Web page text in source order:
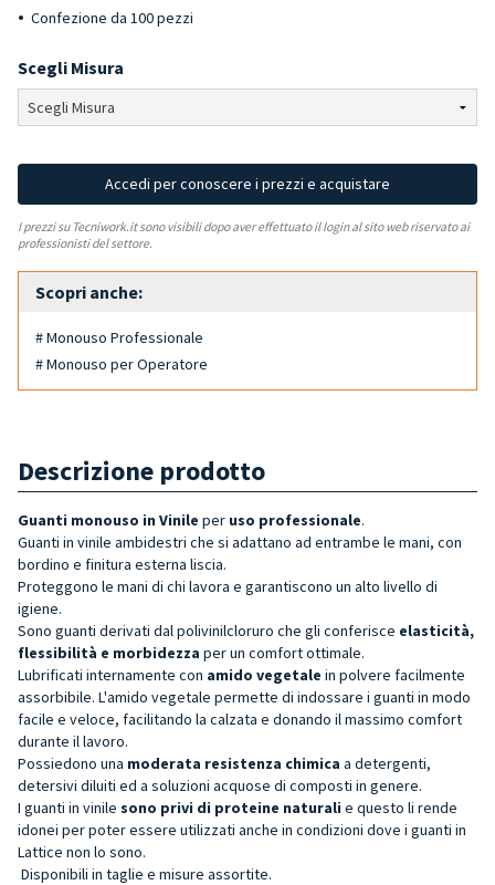
Confezione da 100 pezzi
Scegli Misura
Accedi per conoscere i prezzi e acquistare
I prezzi su Tecniwork.it sono visibili dopo aver effettuato il login al sito web riservato ai
professionisti del settore.
Scopri anche:
# Monouso Professionale
# Monouso per Operatore
Descrizione prodotto
Guanti monouso in Vinile per uso professionale.
Guanti in vinile ambidestri che si adattano ad entrambe le mani, con
bordino e finitura esterna liscia.
Proteggono le mani di chi lavora e garantiscono un alto livello di
igiene.
Sono guanti derivati dal polivinilcloruro che gli conferisce elasticità,
flessibilità e morbidezza per un comfort ottimale.
Lubrificati internamente con amido vegetale in polvere facilmente
assorbibile. L'amido vegetale permette di indossare i guanti in modo
facile e veloce, facilitando la calzata e donando il massimo comfort
durante il lavoro.
Possiedono una moderata resistenza chimica a detergenti,
detersivi diluiti ed a soluzioni acquose di composti in genere.
I guanti in vinile sono privi di proteine naturali e questo li rende
idonei per poter essere utilizzati anche in condizioni dove i guanti in
Lattice non lo sono.
Disponibili in taglie e misure assortite.